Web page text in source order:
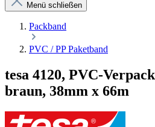
Menü schließen
Packband
PVC / PP Paketband
tesa 4120, PVC-
braun, 38mm x 66m